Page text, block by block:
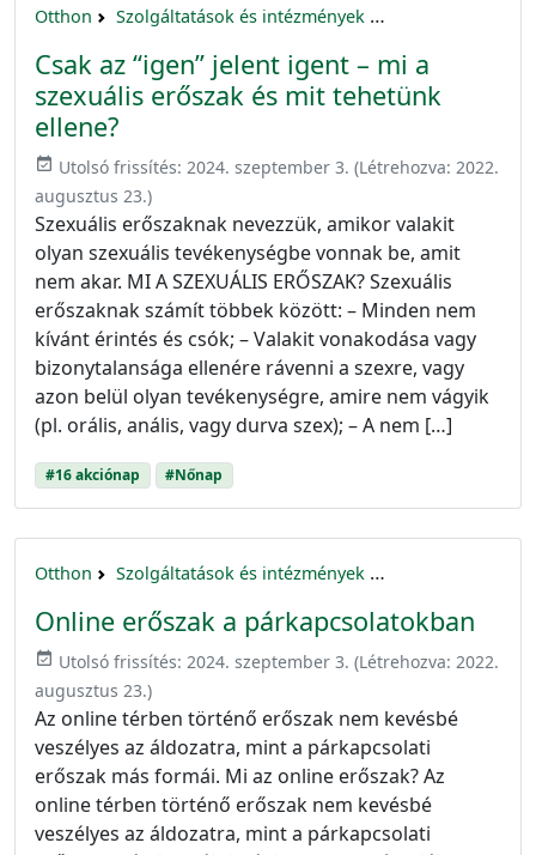
Otthon Szolgáltatások és intézmények
Csak az “igen” jelent igent – mi a
szexuális erőszak és mit tehetünk
ellene?
event_available Utolsó frissítés: 2024. szeptember 3. (Létrehozva: 2022.
augusztus 23.)
Szexuális erőszaknak nevezzük, amikor valakit
olyan szexuális tevékenységbe vonnak be, amit
nem akar. MI A SZEXUÁLIS ERŐSZAK? Szexuális
erőszaknak számít többek között: – Minden nem
kívánt érintés és csók; – Valakit vonakodása vagy
bizonytalansága ellenére rávenni a szexre, vagy
azon belül olyan tevékenységre, amire nem vágyik
(pl. orális, anális, vagy durva szex); – A nem […]
#16 akciónap #Nőnap
Otthon Szolgáltatások és intézmények
Online erőszak a párkapcsolatokban
event_available Utolsó frissítés: 2024. szeptember 3. (Létrehozva: 2022.
augusztus 23.)
Az online térben történő erőszak nem kevésbé
veszélyes az áldozatra, mint a párkapcsolati
erőszak más formái. Mi az online erőszak? Az
online térben történő erőszak nem kevésbé
veszélyes az áldozatra, mint a párkapcsolati